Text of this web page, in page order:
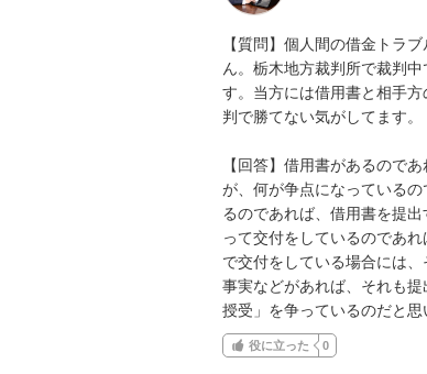
【質問】個人間の借金トラ
ん。栃木地方裁判所で裁判
す。当方には借用書と相手
判で勝てない気がしてます。
【回答】借用書があるので
が、何が争点になっている
るのであれば、借用書を提
って交付をしているのであ
で交付をしている場合には
事実などがあれば、それも
授受」を争っているのだと思
役に立った 0